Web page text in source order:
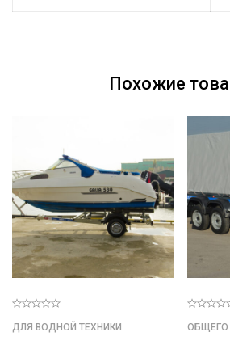
Похожие
ДЛЯ ВОДНОЙ ТЕХНИКИ ОБЩЕГО